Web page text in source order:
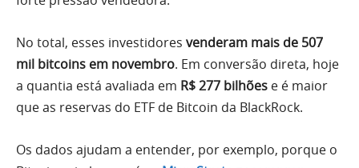
No total, esses investidores venderam mais de 507
mil bitcoins em novembro. Em conversão direta, hoje
a quantia está avaliada em R$ 277 bilhões e é maior
que as reservas do ETF de Bitcoin da BlackRock.
Os dados ajudam a entender, por exemplo, porque o